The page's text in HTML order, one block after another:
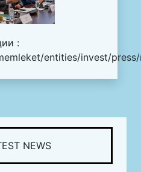
:
entities/invest/
NEWS